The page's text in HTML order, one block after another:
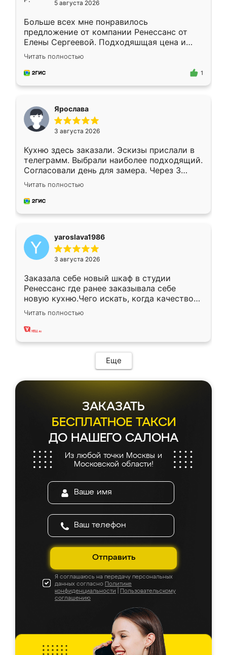
5 августа 2026
Больше всех мне понравилось
предложение от компании Ренессанс от
Елены Сергеевой. Подходяшщая цена и
короткие сроки изготовления. Приехавший
для замера сотрудник Владислав
предложил по моему эскизу самый
Читать полностью
1
Ярослава
3 августа 2026
Кухню здесь заказали. Эскизы прислали в
телеграмм. Выбрали наиболее подходящий.
Согласовали день для замера. Через 3
недели кухня была уже готова. Остались
довольны работой. Спасибо Ренессанс
мебель за качественную работу!
Читать полностью
yaroslava1986
3 августа 2026
Заказала себе новый шкаф в студии
Ренессанс где ранее заказывала себе
новую кухню.Чего искать, когда качеством
вполне довольна. Служит кухня уже почти
два года, нареканий нет.
Читать полностью
Еще
ЗАКАЗАТЬ
БЕСПЛАТНОЕ ТАКСИ
ДО НАШЕГО САЛОНА
Из любой точки Москвы и
Московской области!
Отправить
Я соглашаюсь на передачу персональных
данных согласно Политике
конфиденциальности
Пользовательскому
соглашению